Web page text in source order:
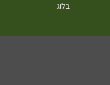
בלוג